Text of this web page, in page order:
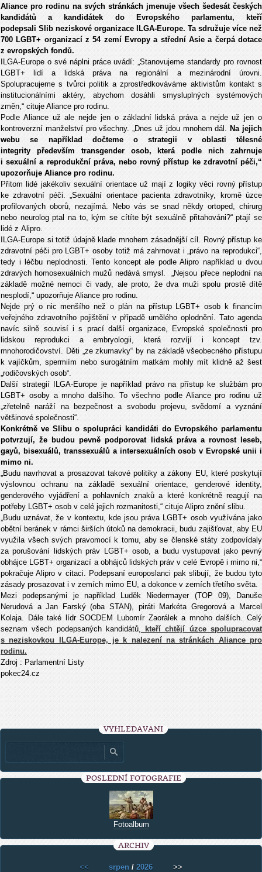
Aliance pro rodinu na svých stránkách jmenuje všech šedesát českých
kandidátů a kandidátek do Evropského parlamentu, kteří
podepsali Slib neziskové organizace ILGA-Europe. Ta sdružuje více než
700 LGBT+ organizací z 54 zemí Evropy a střední Asie a čerpá dotace
z evropských fondů.
ILGA-Europe o své náplni práce uvádí: „Stanovujeme standardy pro rovnost
LGBT+ lidí a lidská práva na regionální a mezinárodní úrovni.
Spolupracujeme s tvůrci politik a zprostředkováváme aktivistům kontakt s
institucionálními aktéry, abychom dosáhli smysluplných systémových
změn,“ cituje Aliance pro rodinu.
Podle Aliance už ale nejde jen o základní lidská práva a nejde už jen o
kontroverzní manželství pro všechny. „Dnes už jdou mnohem dál. Na jejich
webu se například dočteme o strategii v oblasti tělesné
integrity především transgender osob, která podle nich zahrnuje
i sexuální a reprodukční práva, nebo rovný přístup ke zdravotní péči,“
upozorňuje Aliance pro rodinu.
Přitom lidé jakékoliv sexuální orientace už mají z logiky věci rovný přístup
ke zdravotní péči. „Sexuální orientace pacienta zdravotníky, kromě úzce
profilovaných oborů, nezajímá. Nebo vás se snad někdy ortoped, chirurg
nebo neurolog ptal na to, kým se cítíte být sexuálně přitahováni?“ ptají se
lidé z Alipro.
ILGA-Europe si totiž údajně klade mnohem zásadnější cíl. Rovný přístup ke
zdravotní péči pro LGBT+ osoby totiž má zahrnovat i „právo na reprodukci“,
tedy i léčbu neplodnosti. Tento koncept ale podle Alipro například u dvou
zdravých homosexuálních mužů nedává smysl. „Nejsou přece neplodní na
základě možné nemoci či vady, ale proto, že dva muži spolu prostě dítě
nesplodí,“ upozorňuje Aliance pro rodinu.
Nejde prý o nic menšího než o plán na přístup LGBT+ osob k financím
veřejného zdravotního pojištění v případě umělého oplodnění. Tato agenda
navíc silně souvisí i s prací další organizace, Evropské společnosti pro
lidskou reprodukci a embryologii, která rozvíjí i koncept tzv.
mnohorodičovství. Děti „ze zkumavky“ by na základě všeobecného přístupu
k vajíčkům, spermiím nebo surogátním matkám mohly mít klidně až šest
„rodičovských osob“.
Další strategií ILGA-Europe je například právo na přístup ke službám pro
LGBT+ osoby a mnoho dalšího. To všechno podle Aliance pro rodinu už
„zřetelně naráží na bezpečnost a svobodu projevu, svědomí a vyznání
většinové společnosti“.
Konkrétně ve Slibu o spolupráci kandidáti do Evropského parlamentu
potvrzují, že budou pevně podporovat lidská práva a rovnost leseb,
gayů, bisexuálů, transsexuálů a intersexuálních osob v Evropské unii i
mimo ni.
„Budu navrhovat a prosazovat takové politiky a zákony EU, které poskytují
výslovnou ochranu na základě sexuální orientace, genderové identity,
genderového vyjádření a pohlavních znaků a které konkrétně reagují na
potřeby LGBT+ osob v celé jejich rozmanitosti,“ cituje Alipro znění slibu.
„Budu uznávat, že v kontextu, kde jsou práva LGBT+ osob využívána jako
obětní beránek v rámci širších útoků na demokracii, budu zajišťovat, aby EU
využila všech svých pravomocí k tomu, aby se členské státy zodpovídaly
za porušování lidských práv LGBT+ osob, a budu vystupovat jako pevný
obhájce LGBT+ organizací a obhájců lidských práv v celé Evropě i mimo ni,“
pokračuje Alipro v citaci. Podepsaní europoslanci pak slibují, že budou tyto
zásady prosazovat i v zemích mimo EU, a dokonce v zemích třetího světa.
Mezi podepsanými je například Luděk Niedermayer (TOP 09), Danuše
Nerudová a Jan Farský (oba STAN), piráti Markéta Gregorová a Marcel
Kolaja. Dále také lídr SOCDEM Lubomír Zaorálek a mnoho dalších. Celý
seznam všech podepsaných kandidátů, kteří chtějí úzce spolupracovat
s neziskovkou ILGA-Europe, je k nalezení na stránkách Aliance pro
rodinu.
Zdroj : Parlamentní Listy
pokec24.cz
VYHLEDÁVÁNÍ
POSLEDNÍ FOTOGRAFIE
Fotoalbum
ARCHIV
<< srpen / 2026 >>